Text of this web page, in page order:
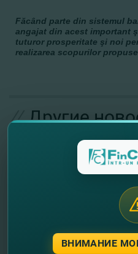
Făcând parte din sistemul
angajat din acest important
tuturor prosperitate şi noi
realizarea scopurilor
// Другие
ВНИМАНИЕ